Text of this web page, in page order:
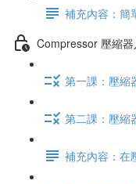
補充內容：簡
Compressor 壓縮
第一課：壓縮
第二課：壓縮
補充內容：